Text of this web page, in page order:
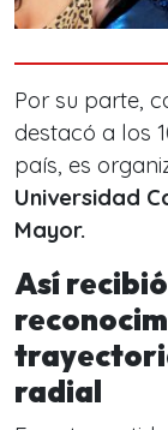
Por su parte,
destacó a los
país, es
Universidad
Mayor.
Así
radial